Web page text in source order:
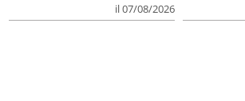
il 07/08/2026